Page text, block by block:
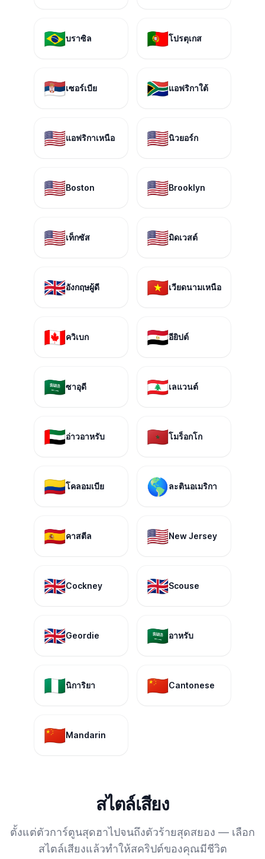
🇧🇷บราซิล 🇵🇹โปรตุเกส
🇷🇸เซอร์เบีย 🇿🇦แอฟริกาใต้
🇺🇸แอฟริกาเหนือ 🇺🇸นิวยอร์ก
🇺🇸Boston 🇺🇸Brooklyn
🇺🇸เท็กซัส 🇺🇸มิดเวสต์
🇬🇧อังกฤษผู้ดี 🇻🇳เวียดนามเหนือ
🇨🇦ควิเบก 🇪🇬อียิปต์
🇸🇦ซาอุดี 🇱🇧เลแวนต์
🇦🇪อ่าวอาหรับ 🇲🇦โมร็อกโก
🇨🇴โคลอมเบีย 🌎ละตินอเมริกา
🇪🇸คาสตีล 🇺🇸New Jersey
🇬🇧Cockney 🇬🇧Scouse
🇬🇧Geordie 🇸🇦อาหรับ
🇳🇬นิการิยา 🇨🇳Cantonese
🇨🇳Mandarin
สไตล์เสียง
ตั้งแต่ตัวการ์ตูนสุดฮาไปจนถึงตัวร้ายสุดสยอง — เลือก
สไตล์เสียงแล้วทำให้สคริปต์ของคุณมีชีวิต